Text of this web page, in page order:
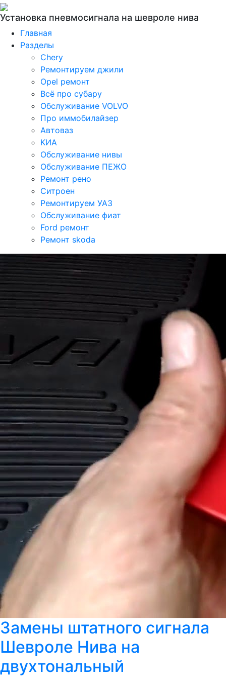
Установка пневмосигнала на шевроле нива
Главная
Разделы
Chery
Ремонтируем джили
Opel ремонт
Всё про субару
Обслуживание VOLVO
Про иммобилайзер
Автоваз
КИА
Обслуживание нивы
Обслуживание ПЕЖО
Ремонт рено
Ситроен
Ремонтируем УАЗ
Обслуживание фиат
Ford ремонт
Ремонт skoda
Замены штатного сигнала
Шевроле Нива на
двухтональный